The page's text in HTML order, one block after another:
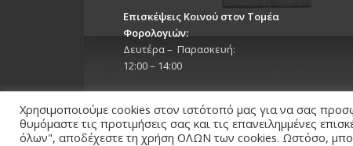
Επισκέψεις Κοινού στον Τομέα
Φορολογιών:
Δευτέρα – Παρασκευή:
12:00 – 14:00
Χρησιμοποιούμε cookies στον ιστότοπό μας για να σας
θυμόμαστε τις προτιμήσεις σας και τις επανειλημμένες
όλων", αποδέχεστε τη χρήση ΟΛΩΝ των cookies. Ωστόσο,